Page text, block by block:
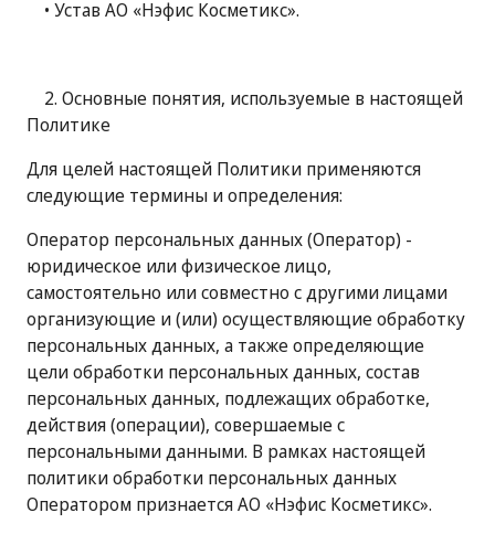
• Устав АО «Нэфис Косметикс».
2. Основные понятия, используемые в настоящей
Политике
Для целей настоящей Политики применяются
следующие термины и определения:
Оператор персональных данных (Оператор) -
юридическое или физическое лицо,
самостоятельно или совместно с другими лицами
организующие и (или) осуществляющие обработку
персональных данных, а также определяющие
цели обработки персональных данных, состав
персональных данных, подлежащих обработке,
действия (операции), совершаемые с
персональными данными. В рамках настоящей
политики обработки персональных данных
Оператором признается АО «Нэфис Косметикс».